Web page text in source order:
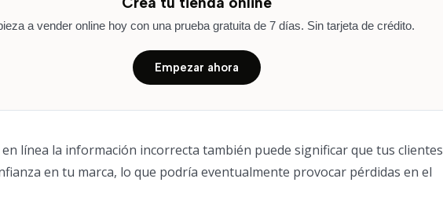
a vender online hoy con una prueba gratuita de 7 días. Sin tarjeta de crédito.
Empezar ahora
línea la información incorrecta también puede significar que tus clientes
en tu marca, lo que podría eventualmente provocar pérdidas en el